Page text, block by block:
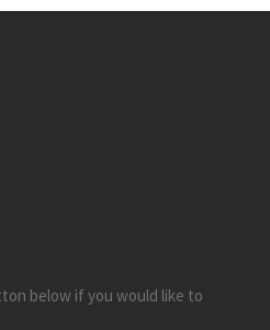
below if you would like to